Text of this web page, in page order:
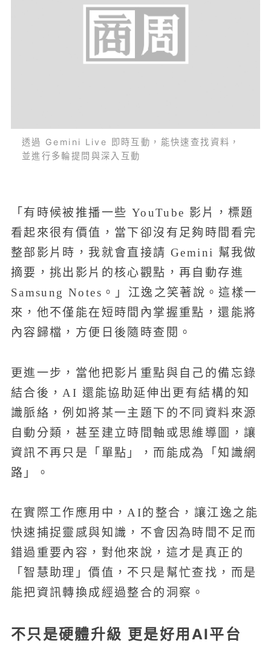
透過 Gemini Live 即時互動，能快速查找資料，
並進行多輪提問與深入互動
「有時候被推播一些 YouTube 影片，標題
看起來很有價值，當下卻沒有足夠時間看完
整部影片時，我就會直接請 Gemini 幫我做
摘要，挑出影片的核心觀點，再自動存進
Samsung Notes。」江逸之笑著說。這樣一
來，他不僅能在短時間內掌握重點，還能將
內容歸檔，方便日後隨時查閱。
更進一步，當他把影片重點與自己的備忘錄
結合後，AI 還能協助延伸出更有結構的知
識脈絡，例如將某一主題下的不同資料來源
自動分類，甚至建立時間軸或思維導圖，讓
資訊不再只是「單點」，而能成為「知識網
路」。
在實際工作應用中，AI的整合，讓江逸之能
快速捕捉靈感與知識，不會因為時間不足而
錯過重要內容，對他來說，這才是真正的
「智慧助理」價值，不只是幫忙查找，而是
能把資訊轉換成經過整合的洞察。
不只是硬體升級 更是好用AI平台